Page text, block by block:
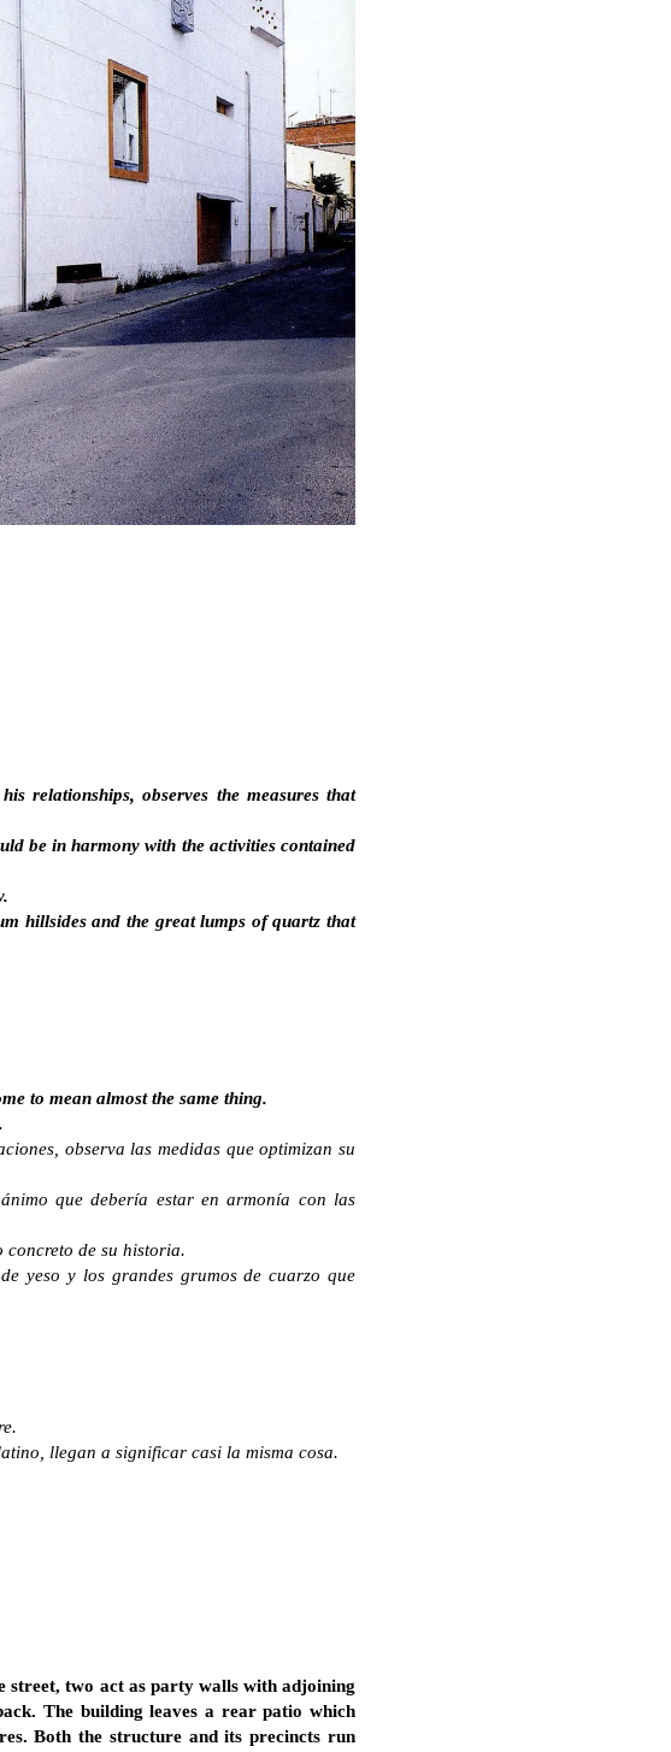
relationships, observes the measures that
be in harmony with the activities contained
hillsides and the great lumps of quartz that
to mean almost the same thing.
observa las medidas que optimizan su
que debería estar en armonía con las
concreto de su historia.
yeso y los grandes grumos de cuarzo que
llegan a significar casi la misma cosa.
street, two act as party walls with adjoining
The building leaves a rear patio which
Both the structure and its precincts run